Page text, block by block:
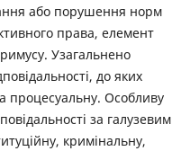
або порушення норм
права, елемент
Узагальнено
до яких
процесуальну. Особливу
за галузевим
кримінальну,